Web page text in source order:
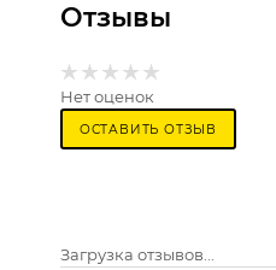
Отзывы
Нет оценок
ОСТАВИТЬ ОТЗЫВ
Загрузка отзывов...